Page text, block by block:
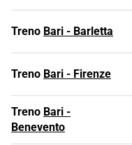
Treno Bari - Barletta
Treno Bari - Firenze
Treno Bari -
Benevento